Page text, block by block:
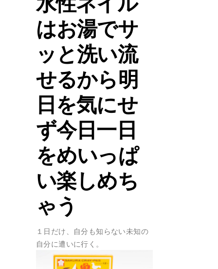
はお湯でサ
ッと洗い流
せるから明
日を気にせ
ず今日一日
をめいっぱ
い楽しめち
ゃう
１日だけ、自分も知らない未知の
自分に遭いに行く。